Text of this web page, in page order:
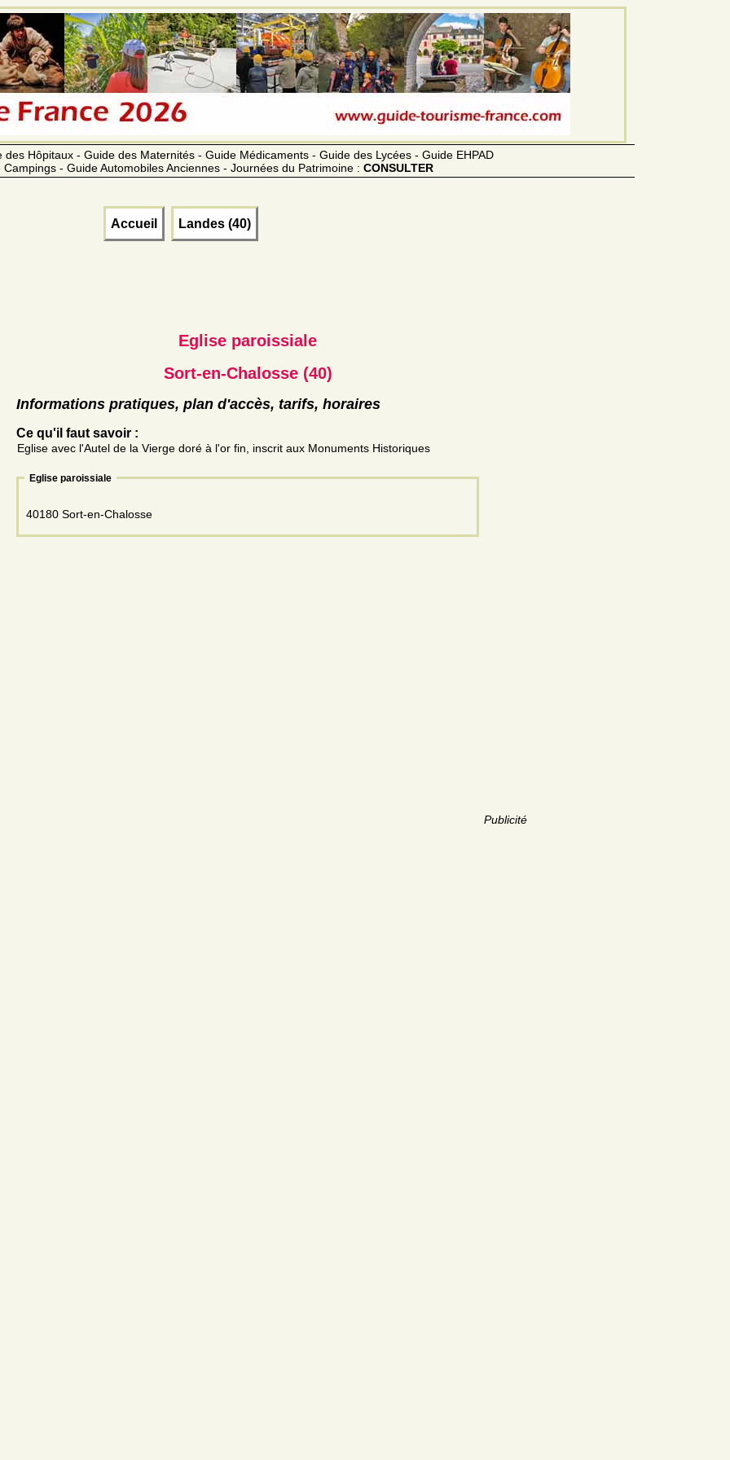
Hôpitaux - Guide des Maternités - Guide Médicaments - Guide des Lycées - Guide EHPAD
- Guide Automobiles Anciennes - Journées du Patrimoine : CONSULTER
Accueil Landes (40)
Publicité
Eglise paroissiale
Sort-en-Chalosse (40)
Informations pratiques, plan d'accès, tarifs, horaires
Ce qu'il faut savoir :
Eglise avec l'Autel de la Vierge doré à l'or fin, inscrit aux Monuments Historiques
Eglise paroissiale
40180 Sort-en-Chalosse